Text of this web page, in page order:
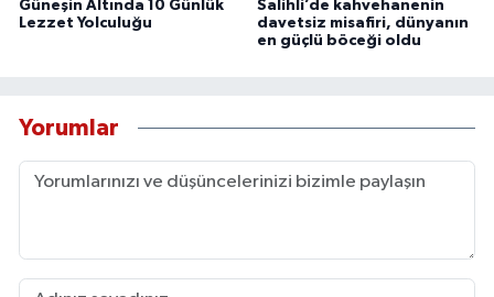
Güneşin Altında 10 Günlük
Lezzet Yolculuğu
Salihli’de kahvehanenin
davetsiz misafiri, dünyanın
en güçlü böceği oldu
Yorumlar